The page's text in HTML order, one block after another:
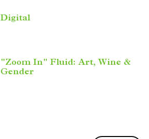
Digital
"Zoom In" Fluid: Art, Wine &
Gender